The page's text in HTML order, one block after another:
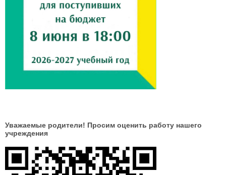
Уважаемые родители! Просим оценить работу нашего
учреждения